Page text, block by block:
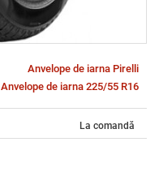
Anvelope de iarna Pirelli
Anvelope de iarna 225/55 R16
La comandă